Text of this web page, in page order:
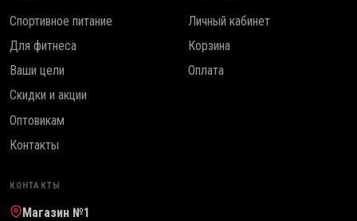
Спортивное питание
Для фитнеса
Ваши цели
Скидки и акции
Оптовикам
Контакты
Личный кабинет
Корзина
Оплата
КОНТАКТЫ
Магазин №1